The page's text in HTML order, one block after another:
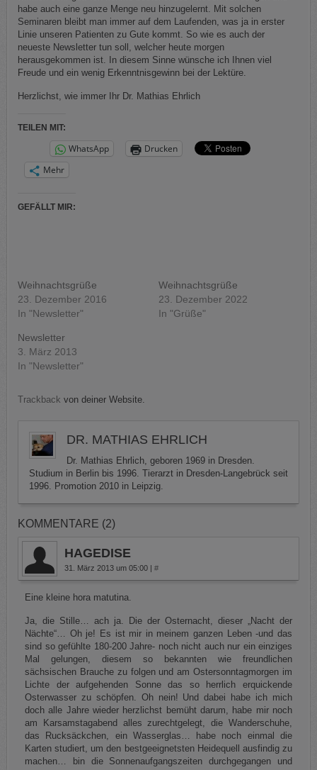
habe auch eine ganze Menge neu hinzugelernt. Mit solchen
Seminaren bleibt man immer auf dem Laufenden, was ja in erster
Linie unseren Patienten zu Gute kommt. So wie es auch der
neueste Newsletter tun soll, welcher heute morgen
herausgekommen ist. In diesem Sinne wünsche ich Ihnen viel
Freude und ein wenig Erkenntnisgewinn bei der Lektüre.
Herzlichst, wie immer Ihr Dr. Mathias Ehrlich
TEILEN MIT:
WhatsApp
Drucken
Mehr
GEFÄLLT MIR:
Weihnachtsgrüße
23. Dezember 2016
In "Newsletter"
Weihnachtsgrüße
23. Dezember 2022
In "Grüße"
Newsletter
3. März 2013
In "Newsletter"
Trackback von deiner Website.
DR. MATHIAS EHRLICH
Dr. Mathias Ehrlich, geboren 1969 in Dresden.
Studium in Berlin bis 1996. Tierarzt in Dresden-Langebrück seit
1996. Promotion 2010 in Leipzig.
KOMMENTARE (2)
HAGEDISE
31. März 2013 um 05:00 | #
Eine kleine hora matutina.
Ja, die Stille… ach ja. Die der Osternacht, dieser „Nacht der
Nächte“… Oh je! Es ist mir in meinem ganzen Leben -und das
sind so gefühlte 180-200 Jahre- noch nicht auch nur ein einziges
Mal gelungen, diesem so bekannten wie freundlichen
sächsischen Brauche zu folgen und am Ostersonntagmorgen im
Lichte der aufgehenden Sonne das so herrlich erquickende
Osterwasser zu schöpfen. Oh nein! Und dabei habe ich mich
doch alle Jahre wieder herzlichst bemüht darum, habe mir noch
am Karsamstagabend alles zurechtgelegt, die Wanderschuhe,
das Rucksäckchen, ein Wasserglas… habe noch einmal die
Karten studiert, um den bestgeeignetsten Heidequell ausfindig zu
machen… bin die Sonnenaufgangszeiten durchgegangen und